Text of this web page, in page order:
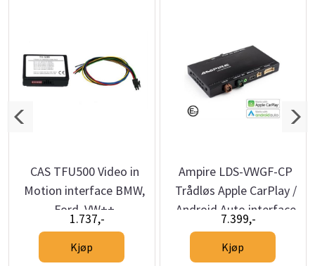
CAS TFU500 Video in
Motion interface BMW,
Ford, VW++
1.737,-
Kjøp
Ampire LDS-VWGF-CP
Trådløs Apple CarPlay /
Android Auto interface
VW MIB / MIB2
7.399,-
Kjøp